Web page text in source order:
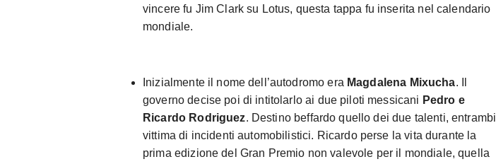
vincere fu Jim Clark su Lotus, questa tappa fu inserita nel calendario
mondiale.
Inizialmente il nome dell’autodromo era Magdalena Mixucha. Il
governo decise poi di intitolarlo ai due piloti messicani Pedro e
Ricardo Rodriguez. Destino beffardo quello dei due talenti, entrambi
vittima di incidenti automobilistici. Ricardo perse la vita durante la
prima edizione del Gran Premio non valevole per il mondiale, quella